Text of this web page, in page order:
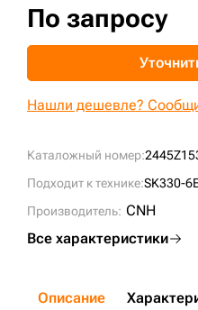
Каталожный номер:
Подходит к технике:SK330-
Производитель: CNH
Все характеристики
По запросу
Нашли дешевле?
Описание